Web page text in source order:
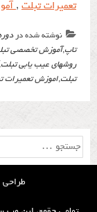
تعمیرات تبلت ,
نوشته شده در
تاپ,آموزش تخصصی
روشهای عیب یابی تبلت
تبلت,اموزش تعمیرات
جستجو
برای: